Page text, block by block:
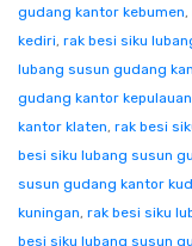
gudang kantor kebumen,
kediri, rak besi siku
lubang susun gudang
gudang kantor
kantor klaten, rak besi
besi siku lubang susun
susun gudang kantor
kuningan, rak besi siku
besi siku lubang susun